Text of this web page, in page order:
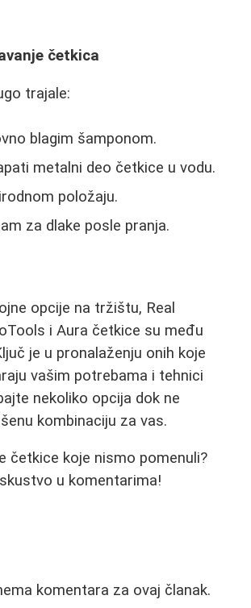
četkica
trajale:
blagim šamponom.
metalni deo četkice u vodu.
položaju.
za dlake posle pranja.
opcije na tržištu, Real
i Aura četkice su među
je u pronalaženju onih koje
vašim potrebama i tehnici
nekoliko opcija dok ne
kombinaciju za vas.
četkice koje nismo pomenuli?
u komentarima!
komentara za ovaj članak.